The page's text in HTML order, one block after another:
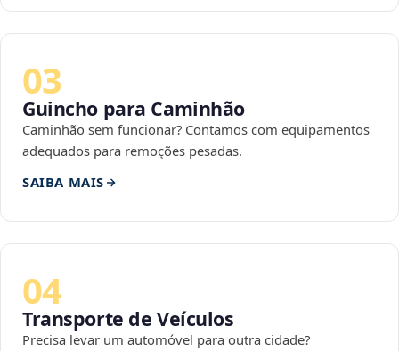
03
Guincho para Caminhão
Caminhão sem funcionar? Contamos com equipamentos
adequados para remoções pesadas.
SAIBA MAIS
04
Transporte de Veículos
Precisa levar um automóvel para outra cidade?